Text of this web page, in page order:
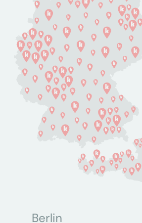
Berlin